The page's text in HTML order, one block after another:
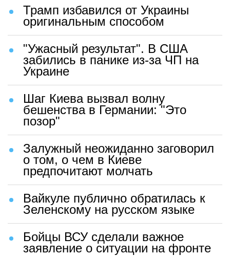
Трамп избавился от Украины
оригинальным способом
"Ужасный результат". В США
забились в панике из-за ЧП на
Украине
Шаг Киева вызвал волну
бешенства в Германии: "Это
позор"
Залужный неожиданно заговорил
о том, о чем в Киеве
предпочитают молчать
Вайкуле публично обратилась к
Зеленскому на русском языке
Бойцы ВСУ сделали важное
заявление о ситуации на фронте